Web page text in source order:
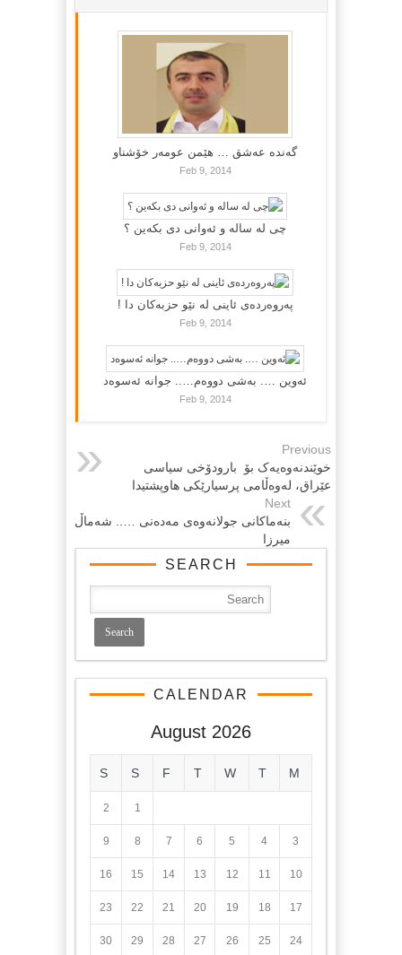
گه‌نده‌ عه‌شق … هێمن عومه‌ر خۆشناو
Feb 9, 2014
چی لە سالە و ئەوانی دی بكەین ؟
Feb 9, 2014
پەروەردەی ئاینی لە نێو حزبەکان دا !
Feb 9, 2014
ئەوین …. بەشی دووەم….. جوانە ئەسوەد
Feb 9, 2014
Previous
‌خوێندنه‌وه‌یه‌ک بۆ ‌ بارودۆخی سیاسی
عێراق، له‌وه‌ڵامی پرسیارێکی هاوپشتیدا
Next
بنەماکانی جولانەوەی مەدەنی ….. شه‌ماڵ
میرزا
SEARCH
CALENDAR
August 2026
M
T
W
T
F
S
S
1
2
3
4
5
6
7
8
9
10
11
12
13
14
15
16
17
18
19
20
21
22
23
24
25
26
27
28
29
30